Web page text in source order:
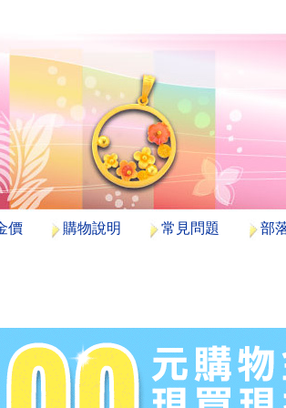
價 購物說明 常見問題 部